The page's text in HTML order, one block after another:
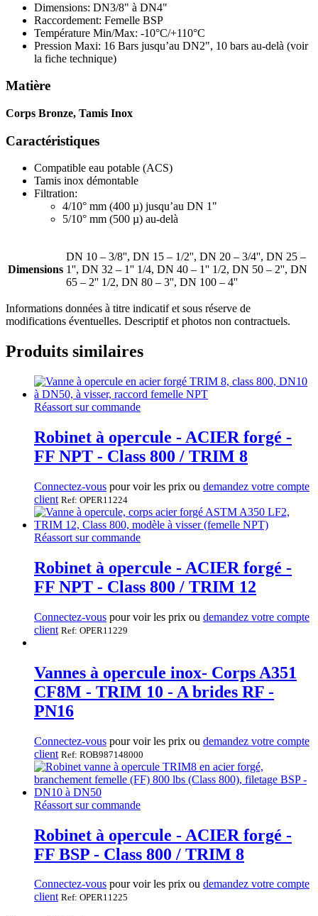
Dimensions: DN3/8" à DN4"
Raccordement: Femelle BSP
Température Min/Max: -10°C/+110°C
Pression Maxi: 16 Bars jusqu’au DN2", 10 bars au-delà (voir
la fiche technique)
Matière
Corps Bronze, Tamis Inox
Caractéristiques
Compatible eau potable (ACS)
Tamis inox démontable
Filtration:
4/10° mm (400 µ) jusqu’au DN 1"
5/10° mm (500 µ) au-delà
Dimensions
DN 10 – 3/8'', DN 15 – 1/2'', DN 20 – 3/4'', DN 25 –
1'', DN 32 – 1'' 1/4, DN 40 – 1'' 1/2, DN 50 – 2'', DN
65 – 2'' 1/2, DN 80 – 3'', DN 100 – 4''
Informations données à titre indicatif et sous réserve de
modifications éventuelles. Descriptif et photos non contractuels.
Produits similaires
Réassort sur commande
Robinet à opercule - ACIER forgé -
FF NPT - Class 800 / TRIM 8
Connectez-vous pour voir les prix ou demandez votre compte
client Ref: OPER11224
Réassort sur commande
Robinet à opercule - ACIER forgé -
FF NPT - Class 800 / TRIM 12
Connectez-vous pour voir les prix ou demandez votre compte
client Ref: OPER11229
Vannes à opercule inox- Corps A351
CF8M - TRIM 10 - A brides RF -
PN16
Connectez-vous pour voir les prix ou demandez votre compte
client Ref: ROB987148000
Réassort sur commande
Robinet à opercule - ACIER forgé -
FF BSP - Class 800 / TRIM 8
Connectez-vous pour voir les prix ou demandez votre compte
client Ref: OPER11225